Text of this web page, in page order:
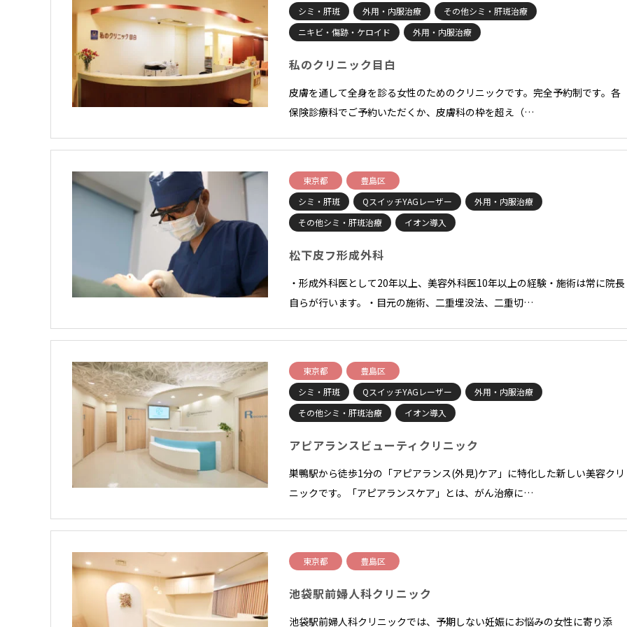
シミ・肝斑 外用・内服治療
その他シミ・肝斑治療
ニキビ・傷跡・ケロイド
外用・内服治療
私のクリニック目白
皮膚を通して全身を診る女性のためのクリニックです。完全予約制です。各
保険診療科でご予約いただくか、皮膚科の枠を超え（…
東京都
豊島区
シミ・肝斑
QスイッチYAGレーザー
外用・内服治療
その他シミ・肝斑治療
イオン導入
松下皮フ形成外科
・形成外科医として20年以上、美容外科医10年以上の経験・施術は常に院長
自らが行います。・目元の施術、二重埋没法、二重切…
東京都
豊島区
シミ・肝斑
QスイッチYAGレーザー
外用・内服治療
その他シミ・肝斑治療
イオン導入
アピアランスビューティクリニック
巣鴨駅から徒歩1分の「アピアランス(外見)ケア」に特化した新しい美容クリ
ニックです。「アピアランスケア」とは、がん治療に…
東京都 豊島区
池袋駅前婦人科クリニック
池袋駅前婦人科クリニックでは、予期しない妊娠にお悩みの女性に寄り添